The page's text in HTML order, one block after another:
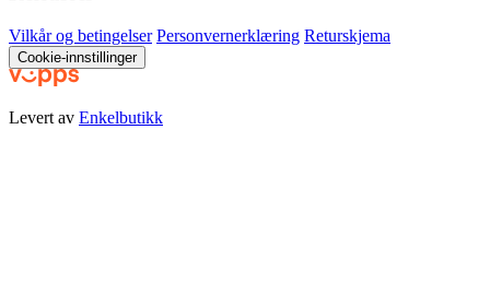
Vilkår og betingelser Personvernerklæring Returskjema
Cookie-innstillinger
Levert av Enkelbutikk